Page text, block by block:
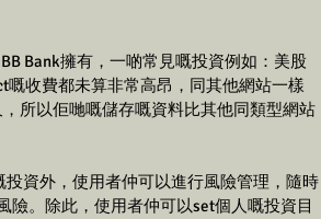
Bank擁有，一啲常見嘅投資例如：美股
嘅收費都未算非常高昂，同其他網站一樣
所以佢哋嘅儲存嘅資料比其他同類型網站
資外，使用者仲可以進行風險管理，隨時
險。除此，使用者仲可以set個人嘅投資目